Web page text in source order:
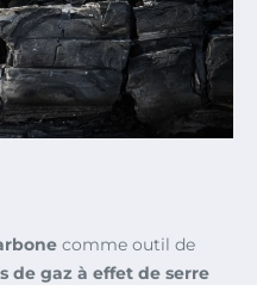
comme outil de
de gaz à effet de serre